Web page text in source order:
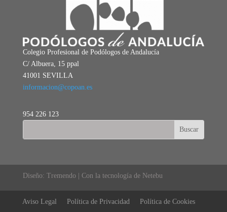
Colegio Profesional de Podólogos de Andalucía
C/ Albuera, 15 ppal
41001 SEVILLA
informacion@copoan.es
954 226 123
Diseño: Tremendo | Con la tecnología de Netebu
Aviso Legal Política de Privacidad Política de Cookies